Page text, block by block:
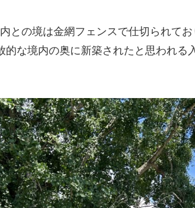
との境は金網フェンスで仕切られて
的な境内の奥に新築されたと思われる